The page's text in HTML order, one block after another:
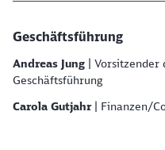
Geschäftsführung
Andreas Jung | Vorsitzender
Geschäftsführung
Carola Gutjahr| Finanzen/